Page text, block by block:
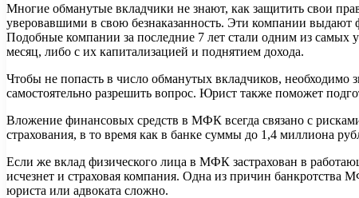
Многие обманутые вкладчики не знают, как защитить свои
уверовавшими в свою безнаказанность. Эти компании выдают
Подобные компании за последние 7 лет стали одним из
месяц, либо с их капитализацией и поднятием дохода.
Чтобы не попасть в число обманутых вкладчиков, необходимо
самостоятельно разрешить вопрос. Юрист также поможет
Вложение финансовых средств в МФК всегда связано с
страхования, в то время как в банке суммы до 1,4 миллиона
Если же вклад физического лица в МФК застрахован в
исчезнет и страховая компания. Одна из причин
юриста или адвоката сложно.